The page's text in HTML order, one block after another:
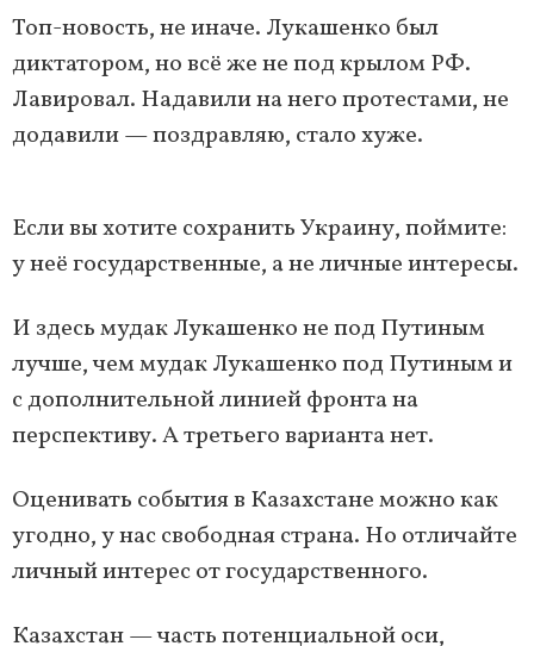
Топ-новость, не иначе. Лукашенко был
диктатором, но всё же не под крылом РФ.
Лавировал. Надавили на него протестами, не
додавили — поздравляю, стало хуже.
Если вы хотите сохранить Украину, поймите:
у неё государственные, а не личные интересы.
И здесь мудак Лукашенко не под Путиным
лучше, чем мудак Лукашенко под Путиным и
с дополнительной линией фронта на
перспективу. А третьего варианта нет.
Оценивать события в Казахстане можно как
угодно, у нас свободная страна. Но отличайте
личный интерес от государственного.
Казахстан — часть потенциальной оси,